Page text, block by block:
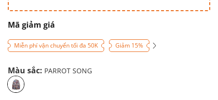
Mã giảm giá
Miễn phí vận chuyển tối đa 50K Giảm 15%
Màu sắc: PARROT SONG